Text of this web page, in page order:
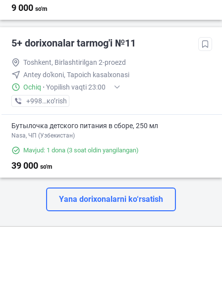
9 000 so'm
5+ dorixonalar tarmog'i №11
Toshkent, Birlashtirilgan 2-proezd
Antey do'koni, Tapoich kasalxonasi
Ochiq · Yopilish vaqti 23:00
+998 (99) XXX-XX-XX
кo’rish
Бутылочка детского питания в сборе, 250 мл
Nasa, ЧП (Узбекистан)
Mavjud: 1 dona (3 soat oldin yangilangan)
39 000 so'm
Yana dorixonalarni ko‘rsatish